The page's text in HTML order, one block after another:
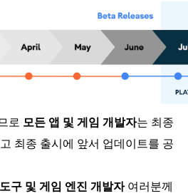
로 모든 앱 및 게임 개발자는 최종
최종 출시에 앞서 업데이트를 공
구 및 게임 엔진 개발자여러분께